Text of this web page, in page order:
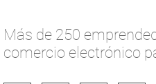
Más de 250
comercio electrónico